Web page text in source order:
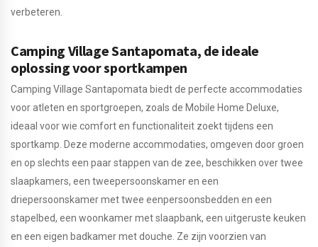
verbeteren.
Camping Village Santapomata, de ideale
oplossing voor sportkampen
Camping Village Santapomata biedt de perfecte accommodaties
voor atleten en sportgroepen, zoals de Mobile Home Deluxe,
ideaal voor wie comfort en functionaliteit zoekt tijdens een
sportkamp. Deze moderne accommodaties, omgeven door groen
en op slechts een paar stappen van de zee, beschikken over twee
slaapkamers, een tweepersoonskamer en een
driepersoonskamer met twee eenpersoonsbedden en een
stapelbed, een woonkamer met slaapbank, een uitgeruste keuken
en een eigen badkamer met douche. Ze zijn voorzien van